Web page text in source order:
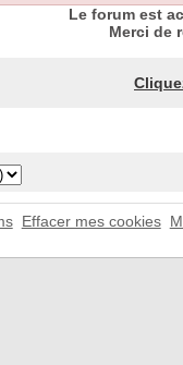
Le forum est
Merci de
Effacer mes cookies